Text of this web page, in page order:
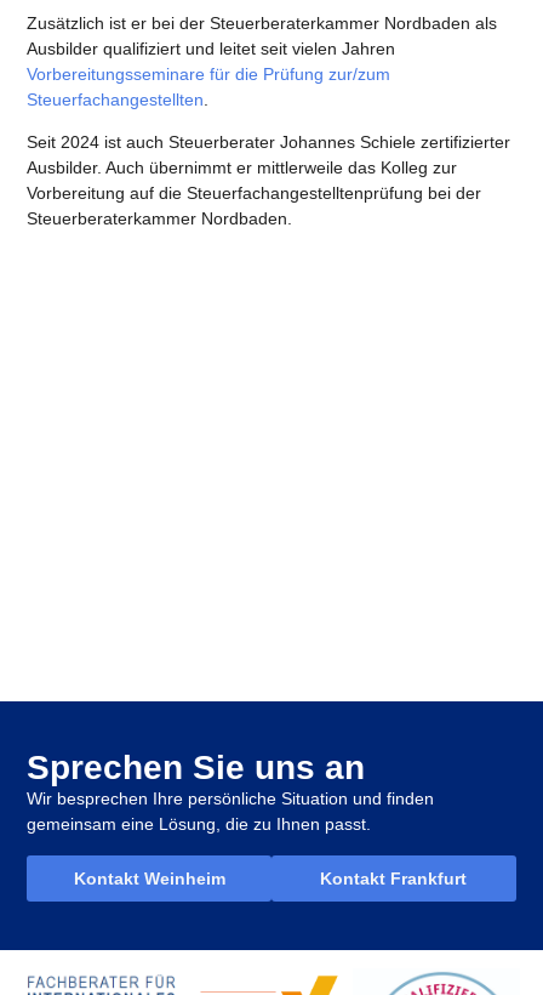
Zusätzlich ist er bei der Steuerberaterkammer Nordbaden als
Ausbilder qualifiziert und leitet seit vielen Jahren
Vorbereitungsseminare für die Prüfung zur/zum
Steuerfachangestellten
Seit 2024 ist auch Steuerberater Johannes Schiele zertifizierter
Ausbilder. Auch übernimmt er mittlerweile das Kolleg zur
Vorbereitung auf die Steuerfachangestelltenprüfung bei der
Steuerberaterkammer Nordbaden.
Sprechen Sie uns an
Wir besprechen Ihre persönliche Situation und finden
gemeinsam eine Lösung, die zu Ihnen passt.
Kontakt Weinheim Kontakt Frankfurt